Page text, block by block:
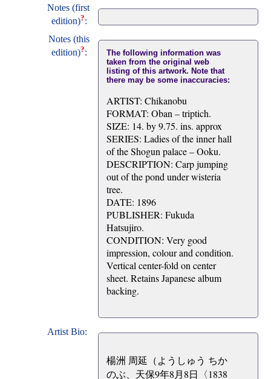
Notes (first
edition)?:
Notes (this
edition)?:
The following information was
taken from the original web
listing of this artwork. Note that
there may be some inaccuracies:
ARTIST: Chikanobu
FORMAT: Oban – triptich.
SIZE: 14. by 9.75. ins. approx
SERIES: Ladies of the inner hall
of the Shogun palace – Ooku.
DESCRIPTION: Carp jumping
out of the pond under wisteria
tree.
DATE: 1896
PUBLISHER: Fukuda
Hatsujiro.
CONDITION: Very good
impression, colour and condition.
Vertical center-fold on center
sheet. Retains Japanese album
backing.
Artist Bio:
楊洲 周延（ようしゅう ちか
のぶ、天保9年8月8日〈1838